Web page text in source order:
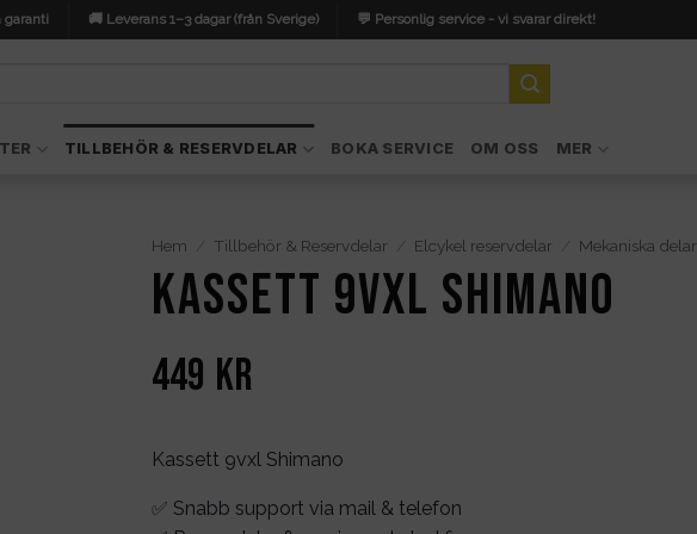
garanti 🚚 Leverans 1–3 dagar (från Sverige) 💬 Personlig service - vi svarar direkt!
TILLBEHÖR & RESERVDELAR BOKA SERVICE OM OSS MER
Hem Tillbehör & Reservdelar Elcykel reservdelar Mekaniska delar
Kassett 9vxl Shimano
449 kr
Kassett 9vxl Shimano
✅ Snabb support via mail & telefon